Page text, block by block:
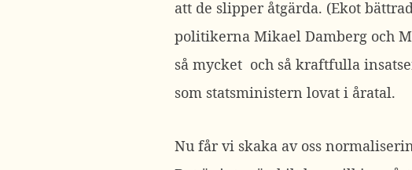
att de slipper åtgärda. (Ekot
politikerna Mikael Damberg och
så mycket och så kraftfulla
som statsministern lovat i åratal.
Nu får vi skaka av oss